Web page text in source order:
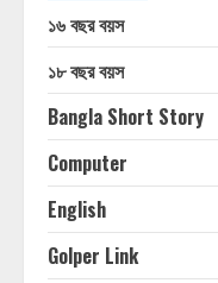
১৬ বছর বয়স
১৮ বছর বয়স
Bangla Short Story
Computer
English
Golper Link